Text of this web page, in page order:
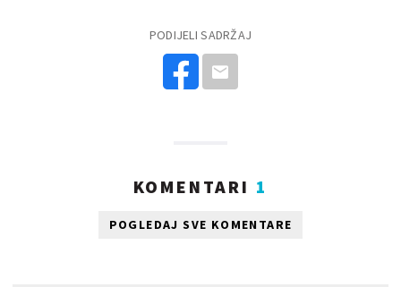
PODIJELI SADRŽAJ
KOMENTARI 1
POGLEDAJ SVE KOMENTARE